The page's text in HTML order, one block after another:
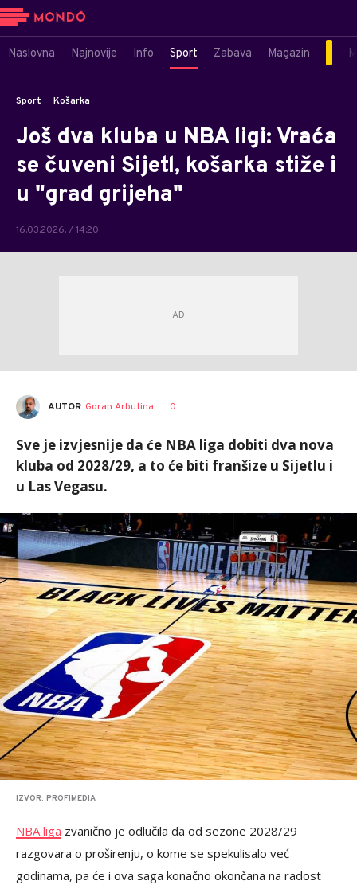
Naslovna Najnovije Info Sport Zabava Magazin
Sport Košarka
Još dva kluba u NBA ligi: Vraća
se čuveni Sijetl, košarka stiže i
u "grad grijeha"
16.03.2026. / 14:20
AUTOR Goran Arbutina 0
Sve je izvjesnije da će NBA liga dobiti dva nova
kluba od 2028/29, a to će biti franšize u Sijetlu i
u Las Vegasu.
IZVOR: PROFIMEDIA
NBA liga zvanično je odlučila da od sezone 2028/29
razgovara o proširenju, o kome se spekulisalo već
godinama, pa će i ova saga konačno okončana na radost